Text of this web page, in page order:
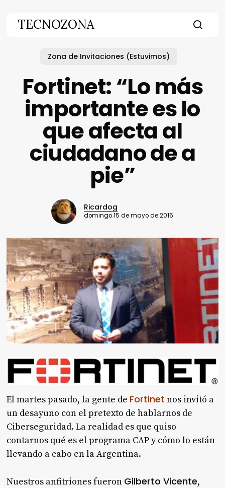
TECNOZONA
Zona de Invitaciones (Estuvimos)
Fortinet: “Lo más
importante es lo
que afecta al
ciudadano de a
pie”
Ricardog
domingo 15 de mayo de 2016
El martes pasado, la gente de Fortinet nos invitó a
un desayuno con el pretexto de hablarnos de
Ciberseguridad. La realidad es que quiso
contarnos qué es el programa CAP y cómo lo están
llevando a cabo en la Argentina.
Nuestros anfitriones fueron Gilberto Vicente,